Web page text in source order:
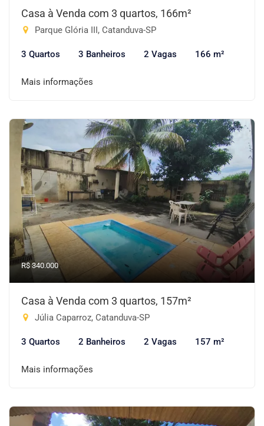
Casa à Venda com 3 quartos, 166m²
Parque Glória III, Catanduva-SP
3 Quartos 3 Banheiros 2 Vagas 166 m²
Mais informações
R$ 340.000
Casa à Venda com 3 quartos, 157m²
Júlia Caparroz, Catanduva-SP
3 Quartos 2 Banheiros 2 Vagas 157 m²
Mais informações